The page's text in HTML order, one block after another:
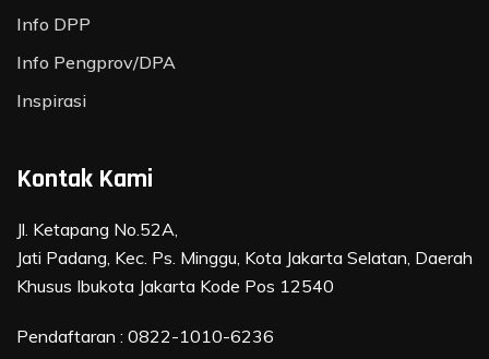
Info DPP
Info Pengprov/DPA
Inspirasi
Kontak Kami
Jl. Ketapang No.52A,
Jati Padang, Kec. Ps. Minggu, Kota Jakarta Selatan, Daerah
Khusus Ibukota Jakarta Kode Pos 12540
Pendaftaran : 0822-1010-6236